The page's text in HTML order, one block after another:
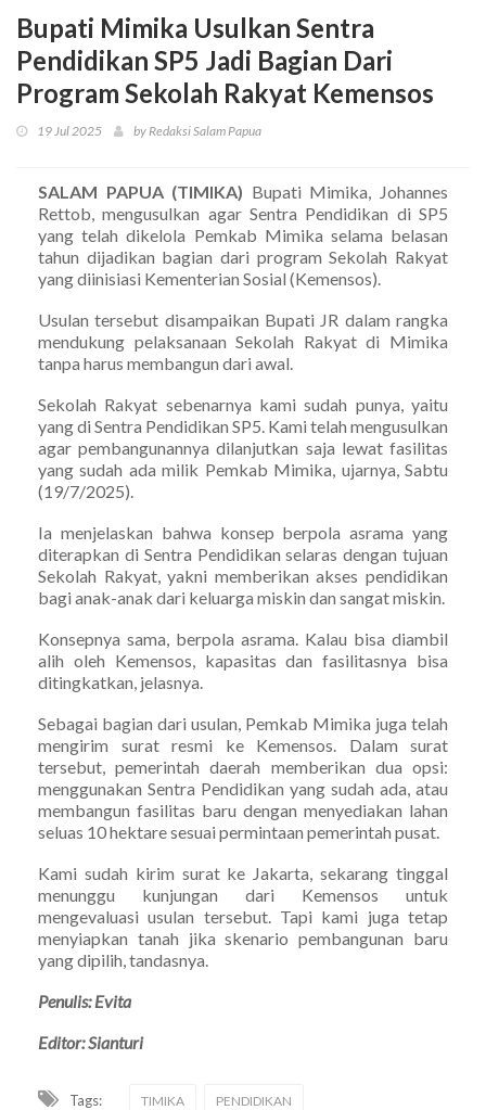
Bupati Mimika Usulkan Sentra
Pendidikan SP5 Jadi Bagian Dari
Program Sekolah Rakyat Kemensos
19 Jul 2025 by Redaksi Salam Papua
SALAM PAPUA (TIMIKA) Bupati Mimika, Johannes
Rettob, mengusulkan agar Sentra Pendidikan di SP5
yang telah dikelola Pemkab Mimika selama belasan
tahun dijadikan bagian dari program Sekolah Rakyat
yang diinisiasi Kementerian Sosial (Kemensos).
Usulan tersebut disampaikan Bupati JR dalam rangka
mendukung pelaksanaan Sekolah Rakyat di Mimika
tanpa harus membangun dari awal.
Sekolah Rakyat sebenarnya kami sudah punya, yaitu
yang di Sentra Pendidikan SP5. Kami telah mengusulkan
agar pembangunannya dilanjutkan saja lewat fasilitas
yang sudah ada milik Pemkab Mimika, ujarnya, Sabtu
(19/7/2025).
Ia menjelaskan bahwa konsep berpola asrama yang
diterapkan di Sentra Pendidikan selaras dengan tujuan
Sekolah Rakyat, yakni memberikan akses pendidikan
bagi anak-anak dari keluarga miskin dan sangat miskin.
Konsepnya sama, berpola asrama. Kalau bisa diambil
alih oleh Kemensos, kapasitas dan fasilitasnya bisa
ditingkatkan, jelasnya.
Sebagai bagian dari usulan, Pemkab Mimika juga telah
mengirim surat resmi ke Kemensos. Dalam surat
tersebut, pemerintah daerah memberikan dua opsi:
menggunakan Sentra Pendidikan yang sudah ada, atau
membangun fasilitas baru dengan menyediakan lahan
seluas 10 hektare sesuai permintaan pemerintah pusat.
Kami sudah kirim surat ke Jakarta, sekarang tinggal
menunggu kunjungan dari Kemensos untuk
mengevaluasi usulan tersebut. Tapi kami juga tetap
menyiapkan tanah jika skenario pembangunan baru
yang dipilih, tandasnya.
Penulis: Evita
Editor: Sianturi
Tags: TIMIKA PENDIDIKAN